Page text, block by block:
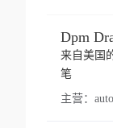
来自美国
笔
主营：